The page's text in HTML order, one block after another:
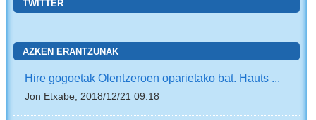
TWITTER
AZKEN ERANTZUNAK
Hire gogoetak Olentzeroen oparietako bat. Hauts ...
Jon Etxabe, 2018/12/21 09:18